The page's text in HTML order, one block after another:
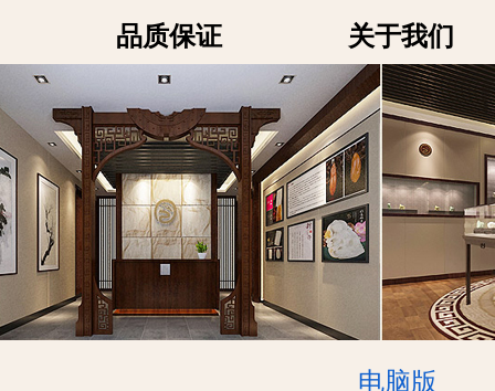
品质保证
关于我们
电脑版